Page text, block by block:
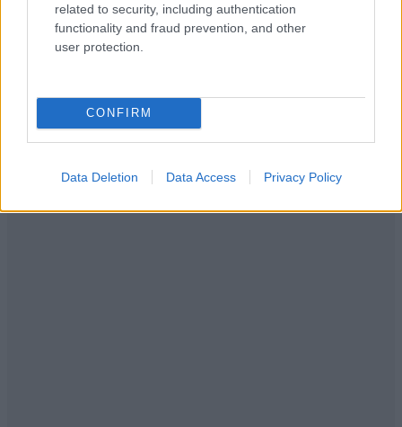
related to security, including authentication
functionality and fraud prevention, and other
user protection.
CONFIRM
Data Deletion Data Access Privacy Policy
Το φαραωνικών διαστάσεων κτίριο που χτίζει ο
Έλον Μασκ λέγεται Terafab και θα κοστίσει 16,8